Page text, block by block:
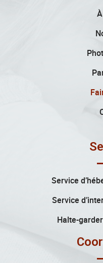
Service
Service
Halte-